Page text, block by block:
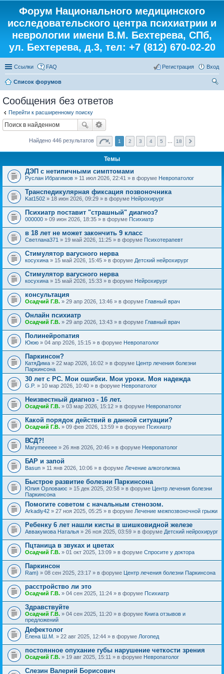
Форум Национального медицинского
исследовательского центра психиатрии и
неврологии имени В.М. Бехтерева, СПб,
ул. Бехтерева, д.3, тел: +7 (812) 670-02-20
Ссылки FAQ Вход
Регистрация
Список форумов
Сообщения без ответов
Перейти к расширенному поиску
Найдено 446 результатов 1 2 3 4 5 18
Темы
ДЭП с нетипичными симптомами
Руслан Ибрагимов » 11 июл 2026, 22:41 » в форуме Невропатолог
Транспедикулярная фиксация позвоночника
Kat1502 » 18 июн 2026, 09:29 » в форуме Нейрохирург
Психиатр поставит "страшный" диагноз?
000000 » 09 июн 2026, 18:35 » в форуме Психиатр
в 18 лет не может закончить 9 класс
Светлана371 » 19 май 2026, 11:25 » в форуме Психотерапевт
Стимулятор вагусного нерва
косухина » 15 май 2026, 15:45 » в форуме Детский нейрохирург
Стимулятор вагусного нерва
косухина » 15 май 2026, 15:33 » в форуме Нейрохирург
консультация
Осадчий Г.В. » 29 апр 2026, 13:46 » в форуме Главный врач
Онлайн психиатр
Осадчий Г.В. » 29 апр 2026, 13:43 » в форуме Главный врач
Полинейропатия
Ююю » 04 апр 2026, 15:15 » в форуме Невропатолог
Паркинсон?
КатяДима » 22 мар 2026, 16:02 » в форуме Центр лечения болезни
Паркинсона
30 лет с РС. Мои ошибки. Мои уроки. Моя надежда
G.P. » 10 мар 2026, 10:40 » в форуме Невропатолог
Неизвестный диагноз - 16 лет.
Осадчий Г.В. » 03 мар 2026, 15:12 » в форуме Невропатолог
Какой порядок действий в данной ситуации?
Осадчий Г.В. » 09 фев 2026, 13:59 » в форуме Психиатр
ВСД?!
Marymeeeee » 26 янв 2026, 20:46 » в форуме Невропатолог
БАР и запой
Basun » 11 янв 2026, 10:06 » в форуме Лечение алкоголизма
Быстрое развитие болезни Паркинсона
Юлия Орловаюс » 15 дек 2025, 20:58 » в форуме Центр лечения болезни
Паркинсона
Помогите советом с начальным стенозом.
Arkadiy42 » 27 ноя 2025, 05:25 » в форуме Лечение межпозвоночной грыжи
Ребенку 6 лет нашли кисты в шишковидной железе
Аввакумова Наталья » 26 ноя 2025, 03:59 » в форуме Детский нейрохирург
Пцтаница в звуках и цветах
Осадчий Г.В. » 01 окт 2025, 13:09 » в форуме Спросите у доктора
Паркинсон
Ram) » 08 сен 2025, 23:17 » в форуме Центр лечения болезни Паркинсона
расстройство ли это
Осадчий Г.В. » 04 сен 2025, 11:24 » в форуме Психиатр
Здравствуйте
Осадчий Г.В. » 04 сен 2025, 11:20 » в форуме Книга отзывов и
предложений
Дефектолог
Елена Ш.М. » 22 авг 2025, 12:44 » в форуме Логопед
постоянное опухание губы нарушение четкости зрения
Осадчий Г.В. » 19 авг 2025, 15:11 » в форуме Невропатолог
Слезин Валерий Борисович